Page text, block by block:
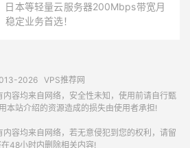
日本等轻量云服务器200Mbps带宽月
定业务首选！
2026 VPS推荐网
内容均来自网络，安全性未知，使用前请自行甄
本站介绍的资源造成的损失由使用者承担!
内容均来自网络，若无意侵犯到您的权利，请留
48小时内删除相关内容!